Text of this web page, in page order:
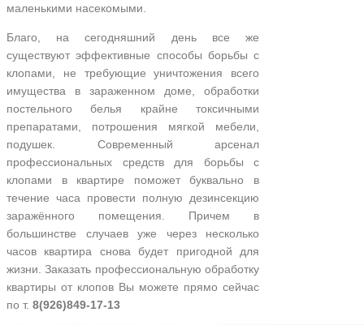
маленькими насекомыми.
Благо, на сегодняшний день все же
существуют эффективные способы борьбы с
клопами, не требующие уничтожения всего
имущества в зараженном доме, обработки
постельного белья крайне токсичными
препаратами, потрошения мягкой мебели,
подушек. Современный арсенал
профессиональных средств для борьбы с
клопами в квартире поможет буквально в
течение часа провести полную дезинсекцию
заражённого помещения. Причем в
большинстве случаев уже через несколько
часов квартира снова будет пригодной для
жизни. Заказать профессиональную обработку
квартиры от клопов Вы можете прямо сейчас
по т. 8(926)849-17-13